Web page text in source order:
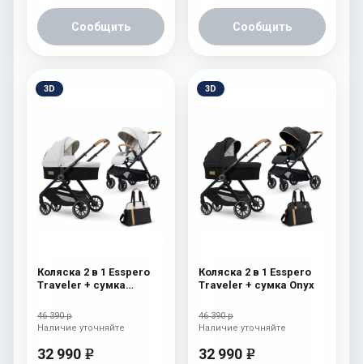
Сообщить Сообщить
3D
Коляска 2 в 1 Esspero
Traveler + сумка
46 390 р
32 990 e
Наличие уточняйте
3D
Коляска 2 в 1 Esspero
Traveler + сумка Onyx
46 390 р
32 990 e
Наличие уточняйте